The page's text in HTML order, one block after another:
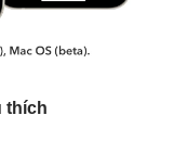
thích